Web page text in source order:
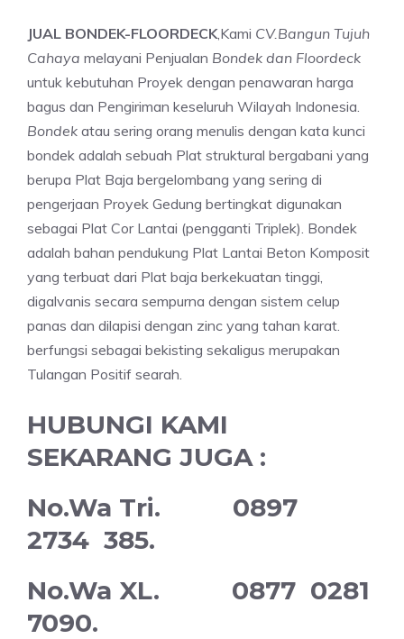
JUAL BONDEK-FLOORDECK,Kami CV.Bangun Tujuh
Cahaya melayani Penjualan Bondek dan Floordeck
untuk kebutuhan Proyek dengan penawaran harga
bagus dan Pengiriman keseluruh Wilayah Indonesia.
Bondek atau sering orang menulis dengan kata kunci
bondek adalah sebuah Plat struktural bergabani yang
berupa Plat Baja bergelombang yang sering di
pengerjaan Proyek Gedung bertingkat digunakan
sebagai Plat Cor Lantai (pengganti Triplek). Bondek
adalah bahan pendukung Plat Lantai Beton Komposit
yang terbuat dari Plat baja berkekuatan tinggi,
digalvanis secara sempurna dengan sistem celup
panas dan dilapisi dengan zinc yang tahan karat.
berfungsi sebagai bekisting sekaligus merupakan
Tulangan Positif searah.
HUBUNGI KAMI
SEKARANG JUGA :
No.Wa Tri. 0897
2734 385.
No.Wa XL. 0877 0281
7090.